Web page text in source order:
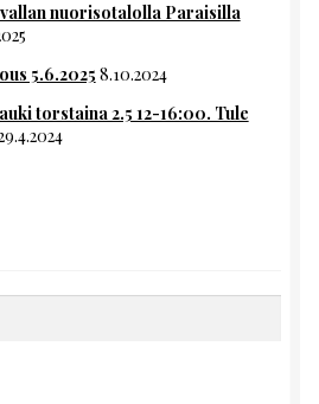
nuorisotalolla Paraisilla
5.6.2025 8.10.2024
torstaina 2.5 12-16:00. Tule